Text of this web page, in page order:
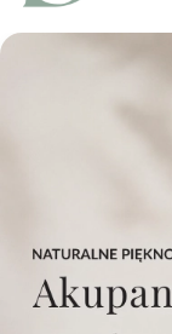
Wybierz
zaloguj się,